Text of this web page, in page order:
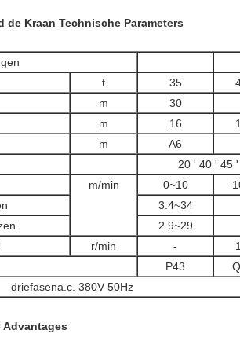
Kraan Technische Parameters
t 35
m 30
m 16
m A6
20 ' 40 ' 45 '
m/min 0~10
3.4~34
2.9~29
r/min -
P43
driefasena.c. 380V 50Hz
Advantages